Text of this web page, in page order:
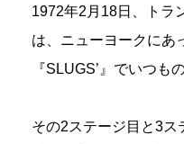
1972年2月18日、トラ
は、ニューヨークにあ
『SLUGS’』でいつも
その2ステージ目と3ス